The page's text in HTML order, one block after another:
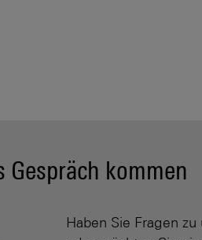
Gespräch kommen
Haben Sie Fragen